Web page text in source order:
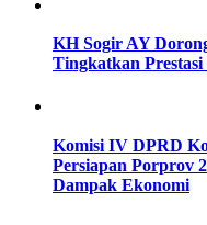
KH Sogir AY
Tingkatkan
Komisi IV DPRD
Persiapan Porprov
Dampak Ekonomi